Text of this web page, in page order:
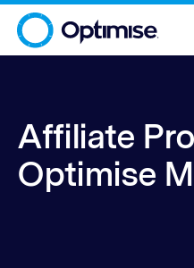
Affiliate
Optimise